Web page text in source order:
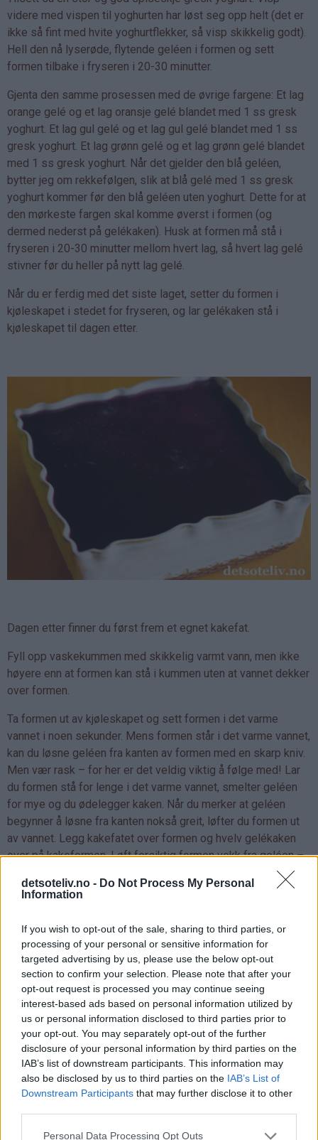
detsoteliv.no - Do Not Process My Personal
Information
If you wish to opt-out of the sale, sharing to third parties, or
processing of your personal or sensitive information for
targeted advertising by us, please use the below opt-out
section to confirm your selection. Please note that after your
opt-out request is processed you may continue seeing
interest-based ads based on personal information utilized by
us or personal information disclosed to third parties prior to
your opt-out. You may separately opt-out of the further
disclosure of your personal information by third parties on the
IAB’s list of downstream participants. This information may
also be disclosed by us to third parties on the IAB’s List of
Downstream Participants that may further disclose it to other
Personal Data Processing Opt Outs
videre med vispen til yoghurten har løst seg opp helt (det er
ikke så fint med hvite yoghurtflekker, så visp skikkelig godt).
Hell den nå lyserøde, flytende geléen i formen og sett
formen tilbake i fryseren i 20-30 minutter.
Gjenta den samme prosessen med de øvrige fargene: Et lag
orange gelé og et lag oransje gelé blandet med 1 ss gresk
yoghurt. Et lag gul gelé og et lag gul gelé blandet med 1 ss
gresk yoghurt. Et lag grønn gelé og et lag grønn gelé blandet
med 1 ss gresk yoghurt. Når det gjelder den blå geléen,
bytter jeg om rekkefølgen, slik at blå gelé med 1 ss gresk
yoghurt kommer før den blå geléen uten yoghurt. Dette for at
den mørkeste fargen skal komme øverst i formen (og
dermed nederst på gelékaken). Husk at formen må stå i
fryseren i 20-30 minutter mellom hvert lag, så hvert lag gelé
stivner før du heller på nytt lag gelé.
Når du er ferdig med det siste laget, setter du formen i
kjøleskapet i stedet for fryseren, og lar gelékaken stå i
kjøleskapet til dagen etter.
Dagen etter finner du først frem et egnet kakefat.
Fyll opp vaskekummen med skikkelig varmt vann, men ikke
høyere enn at formen kan stå i kummen uten at vannet dekker
over formen.
Ta formen ut av kjøleskapet og sett formen i det varme
vannet i noen sekunder. Mens formen står i det varme vannet,
kan du løsne geléen fra kanten av formen med en skarp kniv.
Men vær rask – for her er det veldig viktig å følge med! Lar
du formen stå for lenge i det varme vannet, smelter geléen
for mye og du ødelegger kaken. Når du merker at geléen
begynner å løsne fra kanten nokså greit, løfter du formen ut
av vannet. Legg kakefatet over formen og hvelv gelékaken
over på kakeformen. Løft forsiktig formen vekk fra geléen –
Du vil se verdens kuleste gelékake!